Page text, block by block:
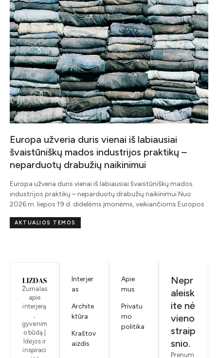
Europa užveria duris vienai iš labiausiai
švaistūniškų mados industrijos praktikų –
neparduotų drabužių naikinimui
Europa užveria duris vienai iš labiausiai švaistūniškų mados
industrijos praktikų – neparduotų drabužių naikinimui Nuo
2026 m. liepos 19 d. didelėms įmonėms, veikiančioms Europos
AKTUALIOS TEMOS
Žurnalas
apie
interjerą
,
gyvenim
o būdą |
Idėjos ir
inspiraci
Interjer
as
Archite
ktūra
Kraštov
aizdis
Apie
mus
Privatu
mo
politika
Nepr
aleisk
ite nė
vieno
straip
snio.
Prenum